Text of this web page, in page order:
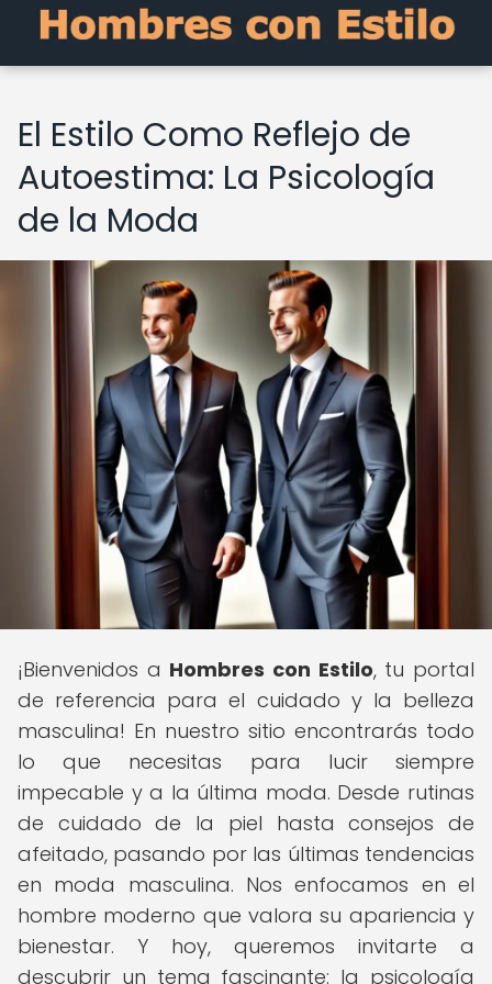
El Estilo Como Reflejo de
Autoestima: La Psicología
de la Moda
¡Bienvenidos a Hombres con Estilo, tu portal
de referencia para el cuidado y la belleza
masculina! En nuestro sitio encontrarás todo
lo que necesitas para lucir siempre
impecable y a la última moda. Desde rutinas
de cuidado de la piel hasta consejos de
afeitado, pasando por las últimas tendencias
en moda masculina. Nos enfocamos en el
hombre moderno que valora su apariencia y
bienestar. Y hoy, queremos invitarte a
descubrir un tema fascinante: la psicología